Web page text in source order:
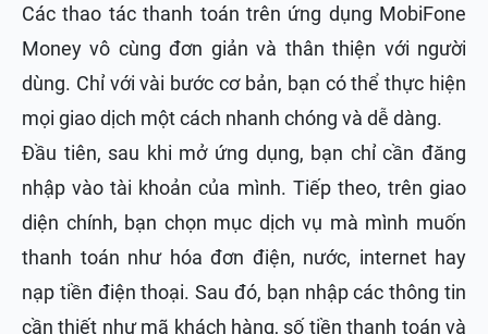
Các thao tác thanh toán trên ứng dụng MobiFone
Money vô cùng đơn giản và thân thiện với người
dùng. Chỉ với vài bước cơ bản, bạn có thể thực hiện
mọi giao dịch một cách nhanh chóng và dễ dàng.
Đầu tiên, sau khi mở ứng dụng, bạn chỉ cần đăng
nhập vào tài khoản của mình. Tiếp theo, trên giao
diện chính, bạn chọn mục dịch vụ mà mình muốn
thanh toán như hóa đơn điện, nước, internet hay
nạp tiền điện thoại. Sau đó, bạn nhập các thông tin
cần thiết như mã khách hàng, số tiền thanh toán và